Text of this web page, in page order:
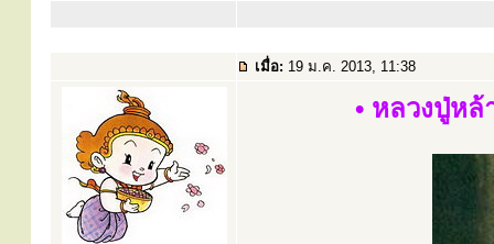
เมื่อ: 19 ม.ค. 2013, 11:38
• หลวงปู่หล้